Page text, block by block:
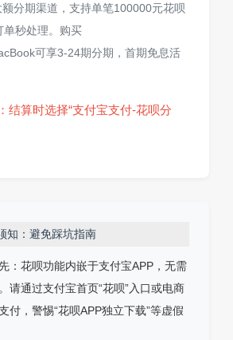
分期渠道，支持单笔100000元花呗
单秒处理。购买
可享3-24期分期，首期免息活
结算时选择“支付宝支付-花呗分
知：避免踩坑指南
：花呗功能内嵌于支付宝APP，无需
请通过支付宝首页“花呗”入口或电商
付，警惕“花呗APP独立下载”等虚假